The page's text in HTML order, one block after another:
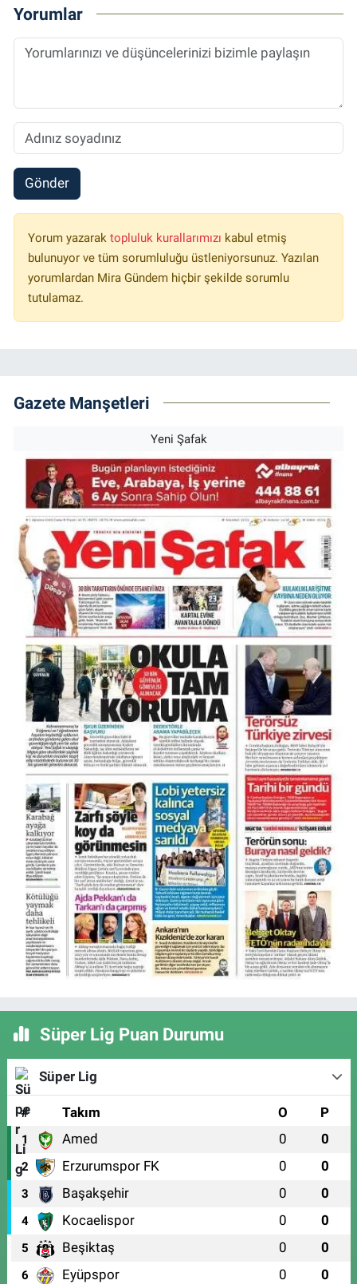
Yorumlar
Gönder
Yorum yazarak topluluk kurallarımızı kabul etmiş
bulunuyor ve tüm sorumluluğu üstleniyorsunuz. Yazılan
yorumlardan Mira Gündem hiçbir şekilde sorumlu
tutulamaz.
Gazete Manşetleri
Yeni Şafak
Süper Lig Puan Durumu
Süper Lig
# Takım O P
1 Amed 0 0
2 Erzurumspor FK 0 0
3 Başakşehir 0 0
4 Kocaelispor 0 0
5 Beşiktaş 0 0
6 Eyüpspor 0 0